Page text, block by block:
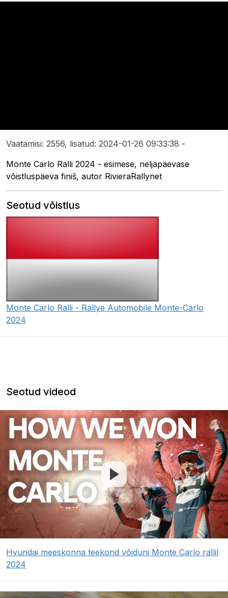
Vaatamisi: 2556, lisatud: 2024-01-26 09:33:38 -
Monte Carlo Ralli 2024 - esimese, neljapäevase
võistluspäeva finiš, autor RivieraRallynet
Seotud võistlus
Monte Carlo Ralli - Rallye Automobile Monte-Carlo
2024
Seotud videod
Hyundai meeskonna teekond võiduni Monte Carlo rallil
2024